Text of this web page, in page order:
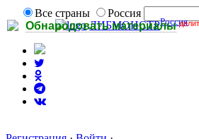
Обнародовать материалы
Все страны
Россия
ЛИБМОНСТРРоссия